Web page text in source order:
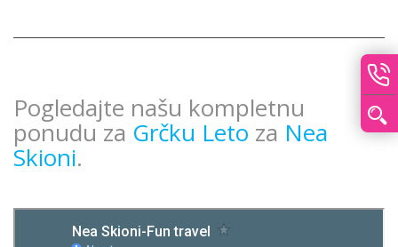
Pogledajte našu kompletnu
ponudu za Grčku Leto za Nea
Skioni.